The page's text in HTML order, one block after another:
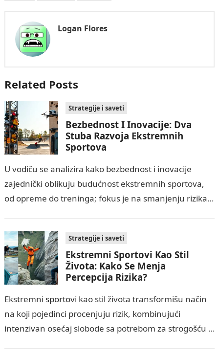
Logan Flores
Related Posts
Strategije i saveti
Bezbednost I Inovacije: Dva
Stuba Razvoja Ekstremnih
Sportova
U vodiču se analizira kako bezbednost i inovacije
zajednički oblikuju budućnost ekstremnih sportova,
od opreme do treninga; fokus je na smanjenju rizika
Strategije i saveti
Ekstremni Sportovi Kao Stil
Života: Kako Se Menja
Percepcija Rizika?
Ekstremni sportovi kao stil života transformišu način
na koji pojedinci procenjuju rizik, kombinujući
intenzivan osećaj slobode sa potrebom za strogošću u